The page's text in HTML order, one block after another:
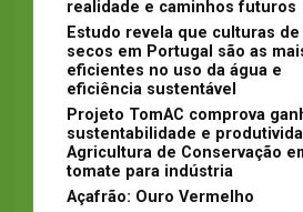
realidade e caminhos futuros
Estudo revela que culturas
secos em Portugal são as
eficientes no uso da água e
eficiência sustentável
Projeto TomAC comprova
sustentabilidade e
Agricultura de Conservação
tomate para indústria
Açafrão: Ouro Vermelho